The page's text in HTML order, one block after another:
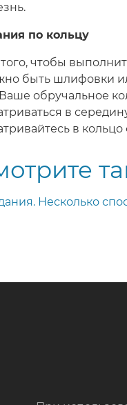
по кольцу
чтобы
быть шлифовки
обручальное
в
в кольцо
Несколько